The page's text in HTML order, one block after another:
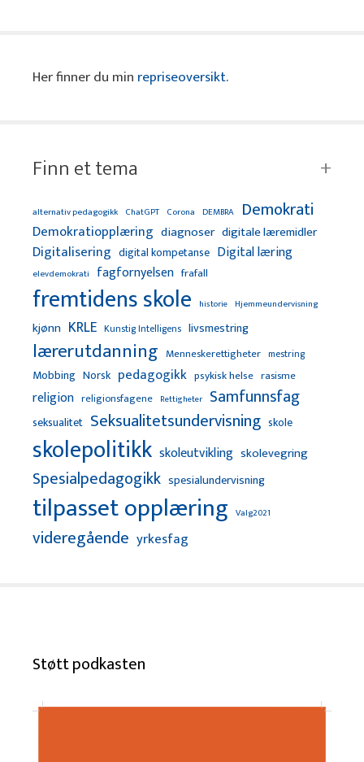
Her finner du min repriseoversikt.
Finn et tema
alternativ pedagogikk ChatGPT Corona DEMBRA Demokrati
Demokratiopplæring diagnoser digitale læremidler
Digitalisering digital kompetanse Digital læring
elevdemokrati fagfornyelsen frafall
fremtidens skole historie Hjemmeundervisning
kjønn KRLE Kunstig Intelligens livsmestring
lærerutdanning Menneskerettigheter mestring
Mobbing Norsk pedagogikk psykisk helse rasisme
religion religionsfagene Rettigheter Samfunnsfag
seksualitet Seksualitetsundervisning skole
skolepolitikk skoleutvikling skolevegring
Spesialpedagogikk spesialundervisning
tilpasset opplæring Valg2021
videregående yrkesfag
Støtt podkasten